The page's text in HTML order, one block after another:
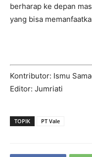
berharap ke depan
yang bisa
Kontributor: Ismu
Editor: Jumriati
TOPIK PT Vale